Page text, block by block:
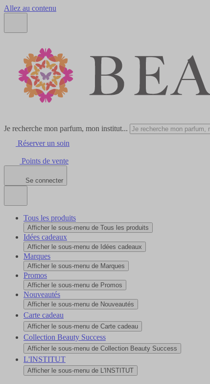
Allez au contenu
Je recherche mon parfum, mon institut...
Réserver un soin
Points de vente
Se connecter
Tous les produits
Afficher le sous-menu de Tous les produits
Idées cadeaux
Afficher le sous-menu de Idées cadeaux
Marques
Afficher le sous-menu de Marques
Promos
Afficher le sous-menu de Promos
Nouveautés
Afficher le sous-menu de Nouveautés
Carte cadeau
Afficher le sous-menu de Carte cadeau
Collection Beauty Success
Afficher le sous-menu de Collection Beauty Success
L'INSTITUT
Afficher le sous-menu de L'INSTITUT